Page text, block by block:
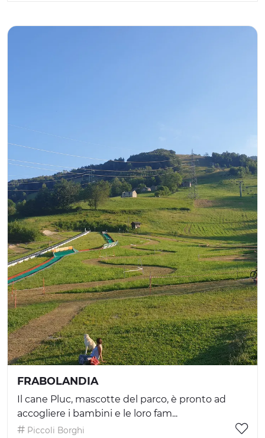
FRABOLANDIA
Il cane Pluc, mascotte del parco, è pronto ad
accogliere i bambini e le loro fam...
Piccoli Borghi